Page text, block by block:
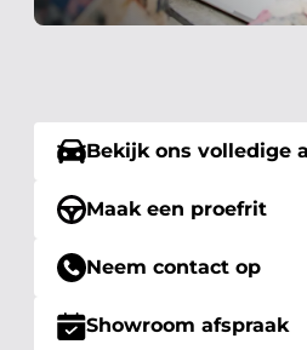
Bekijk ons volledige
Maak een proefrit
Neem contact op
Showroom afspraak